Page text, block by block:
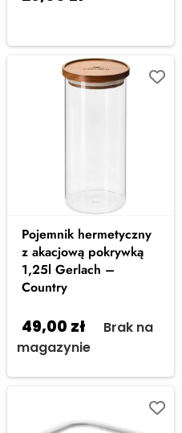
Pojemnik hermetyczny
z akacjową pokrywką
1,25l Gerlach –
Country
49,00 zł
Brak na
magazynie